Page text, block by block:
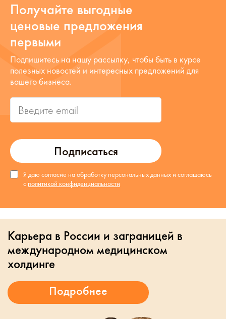
Получайте выгодные
ценовые предложения
первыми
Подписаться
Подпишитесь на нашу рассылку, чтобы быть в курсе
полезных новостей и интересных предложений для
вашего бизнеса.
Я даю согласие на обработку персональных данных и соглашаюсь
с политикой конфиденциальности
Карьера в России и заграницей в
международном медицинском
холдинге